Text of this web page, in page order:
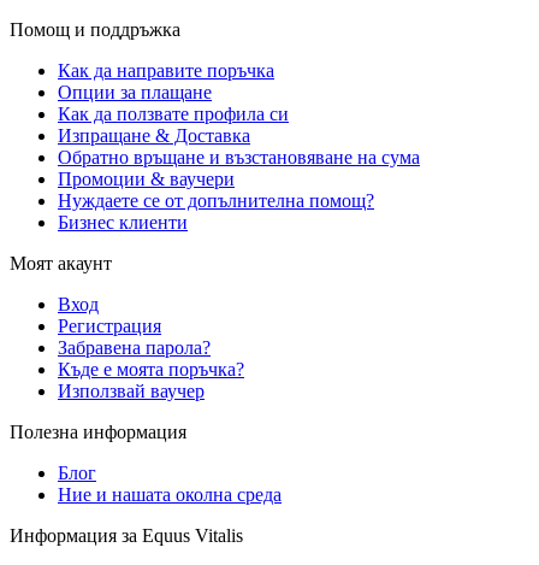
Помощ и поддръжка
Как да направите поръчка
Опции за плащане
Как да ползвате профила си
Изпращане & Доставка
Обратно връщане и възстановяване на сума
Промоции & ваучери
Нуждаете се от допълнителна помощ?
Бизнес клиенти
Моят акаунт
Вход
Регистрация
Забравена парола?
Къде е моята поръчка?
Използвай ваучер
Полезна информация
Блог
Ние и нашата околна среда
Информация за Equus Vitalis